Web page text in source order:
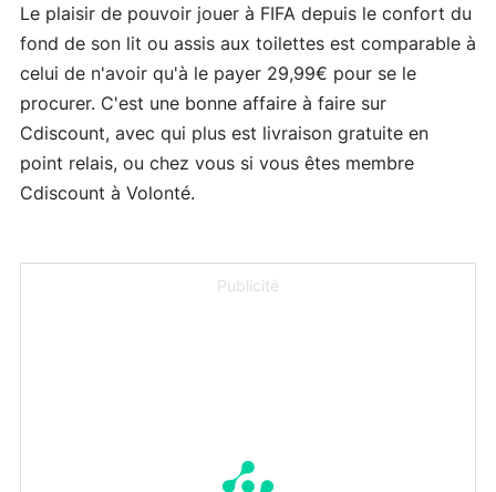
Le plaisir de pouvoir jouer à FIFA depuis le confort du
fond de son lit ou assis aux toilettes est comparable à
celui de n'avoir qu'à le payer 29,99€ pour se le
procurer. C'est une bonne affaire à faire sur
Cdiscount, avec qui plus est livraison gratuite en
point relais, ou chez vous si vous êtes membre
Cdiscount à Volonté.
Publicité